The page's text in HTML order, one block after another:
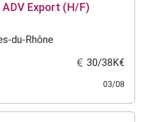
ADV Export (H/F)
du-Rhône
30/38K€
03/08